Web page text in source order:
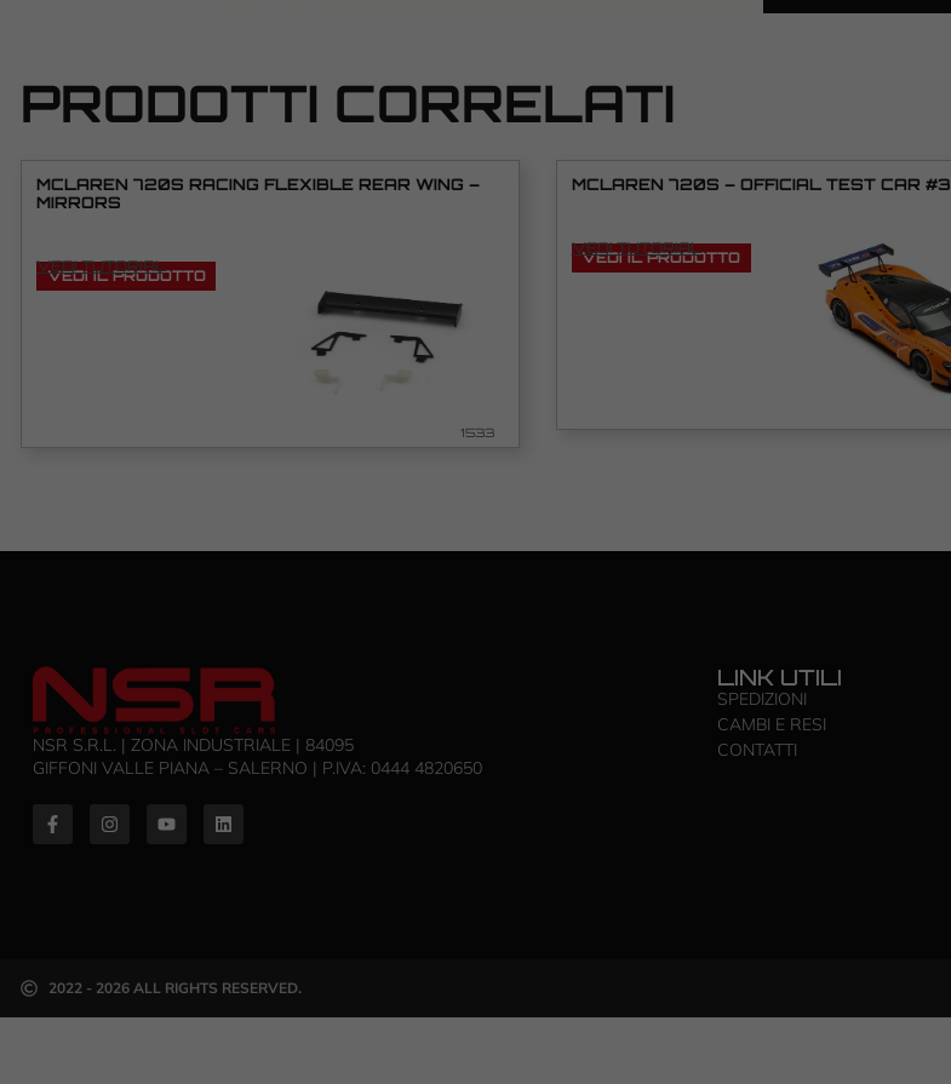
PRODOTTI CORRELATI
MCLAREN 720S RACING FLEXIBLE REAR WING –
MIRRORS
VEDI TUTORIAL
VEDI IL PRODOTTO
1533
MCLAREN 720S – OFFICIAL TEST CAR #3
VEDI TUTORIAL
VEDI IL PRODOTTO
NSR S.R.L. | ZONA INDUSTRIALE | 84095
GIFFONI VALLE PIANA – SALERNO | P.IVA: ‭0444 4820650‬
LINK UTILI
SPEDIZIONI
CAMBI E RESI
CONTATTI
2022 - 2026 ALL RIGHTS RESERVED.